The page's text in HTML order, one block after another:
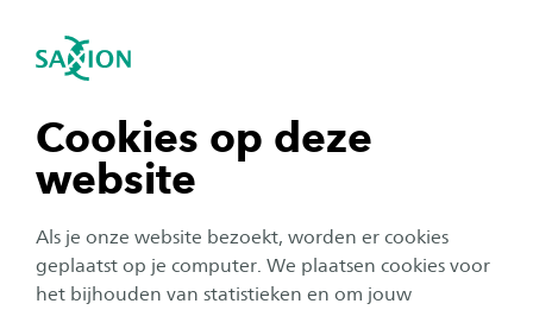
Cookies op deze
website
Als je onze website bezoekt, worden er cookies
geplaatst op je computer. We plaatsen cookies voor
het bijhouden van statistieken en om jouw
Navigatie openen
tonen
tonen
tonen
sluiten
ICT - Business IT & Management
Subnavigatie tonen
Proefstuderen
Is ICT Business IT & Management in deeltijd iets
voor jou? Meld je eerst eens aan voor een
(online) open avond en maak kennis met
studenten en docenten die je meer kunnen
vertellen over deze opleiding. Heb je al een
open avond bezocht, maar wil je je nog iets